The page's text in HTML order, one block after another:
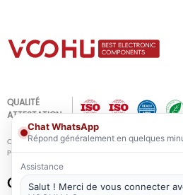
QUALITÉ
ATTESTATION
Copyright © 2021-2026 voohuele.com Tous droits
Produits populaires-Plan du site-Spécial
Connect with Us
Chat WhatsApp
Répond généralement en quelques
Assistance
Salut ! Merci de vous connecter